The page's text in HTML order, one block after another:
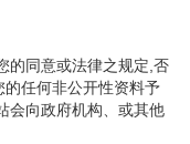
的同意或法律之规定,否
任何非公开性资料予
会向政府机构、或其他